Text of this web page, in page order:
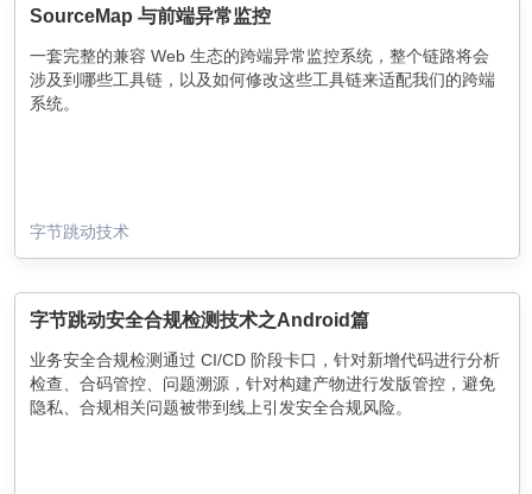
决方案。
SourceMap 与前端异常监控
一套完整的兼容 Web 生态的跨端异常监控系统，整个链路将会
涉及到哪些工具链，以及如何修改这些工具链来适配我们的跨端
系统。
字节跳动技术
字节跳动安全合规检测技术之Android篇
业务安全合规检测通过 CI/CD 阶段卡口，针对新增代码进行分析
检查、合码管控、问题溯源，针对构建产物进行发版管控，避免
隐私、合规相关问题被带到线上引发安全合规风险。